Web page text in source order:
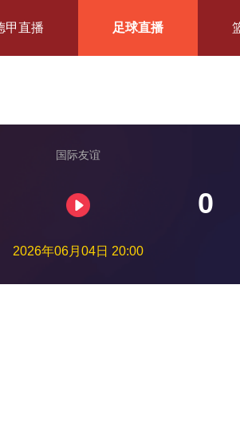
甲直播 足球直播
国际友谊
0
2026年06月04日 20:00